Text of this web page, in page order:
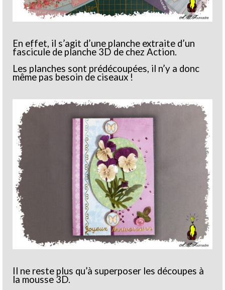
En effet, il s’agit d’une planche extraite d’un
fascicule de planche 3D de chez Action.
Les planches sont prédécoupées, il n’y a donc
même pas besoin de ciseaux !
Il ne reste plus qu’à superposer les découpes à
la mousse 3D.